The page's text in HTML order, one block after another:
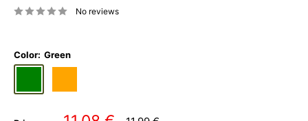
No reviews
Color: Green